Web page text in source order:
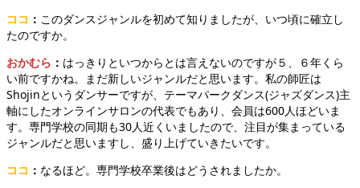
ココ ： このダンスジャンルを初めて知りましたが、いつ頃に確立し
たのですか。
おかむら ： はっきりといつからとは言えないのですが５、６年くら
い前ですかね。まだ新しいジャンルだと思います。私の師匠は
Shojinというダンサーですが、テーマパークダンス(ジャズダンス)主
軸にしたオンラインサロンの代表でもあり、会員は600人ほどいま
す。専門学校の同期も30人近くいましたので、注目が集まっている
ジャンルだと思いますし、盛り上げていきたいです。
ココ ： なるほど。専門学校卒業後はどうされましたか。